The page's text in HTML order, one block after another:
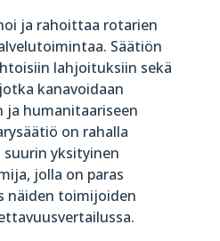
ja rahoittaa rotarien
Säätiön
lahjoituksiin sekä
kanavoidaan
humanitaariseen
on rahalla
yksityinen
jolla on paras
näiden toimijoiden